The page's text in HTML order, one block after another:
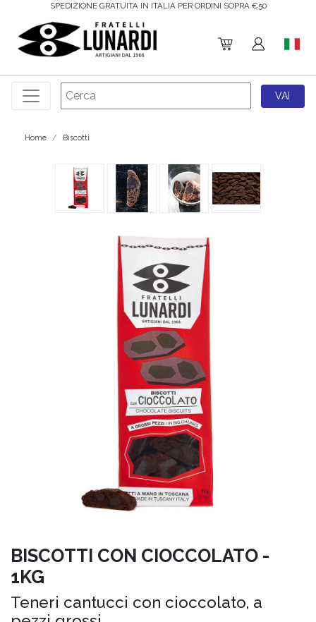
SCONTO 5% SUL TUO PRIMO ORDINE!
Home Biscotti
BISCOTTI CON CIOCCOLATO -
1KG
Teneri cantucci con cioccolato, a